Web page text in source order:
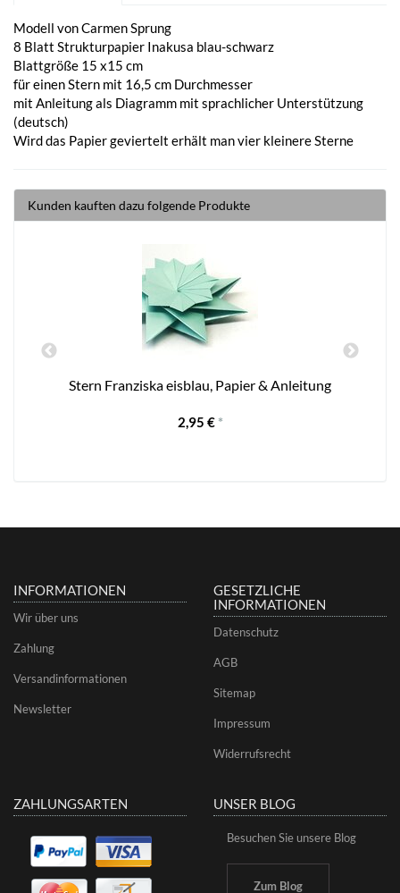
Modell von Carmen Sprung
8 Blatt Strukturpapier Inakusa blau-schwarz
Blattgröße 15 x15 cm
für einen Stern mit 16,5 cm Durchmesser
mit Anleitung als Diagramm mit sprachlicher Unterstützung
(deutsch)
Wird das Papier geviertelt erhält man vier kleinere Sterne
Kunden kauften dazu folgende Produkte
Stern Franziska eisblau, Papier & Anleitung
2,95 € *
INFORMATIONEN
Wir über uns
Zahlung
Versandinformationen
Newsletter
GESETZLICHE
INFORMATIONEN
Datenschutz
AGB
Sitemap
Impressum
Widerrufsrecht
ZAHLUNGSARTEN UNSER BLOG
Besuchen Sie unsere Blog
Zum Blog